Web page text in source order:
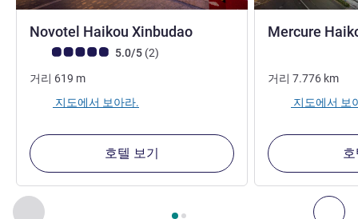
이전 - 주변에 있는 다른 시설 다
2/ 페이지 , 주변에 있는 다른 시설 1 :, 주변에 있는 다른 시
Novotel Haikou Xinbudao
고객 평점 (ALL 평가)
5.0/5 (2리뷰
)
거리 619 m
지도에서 보아라.
호텔 보기
Mercure
거리 7.776 km
지도에서 보